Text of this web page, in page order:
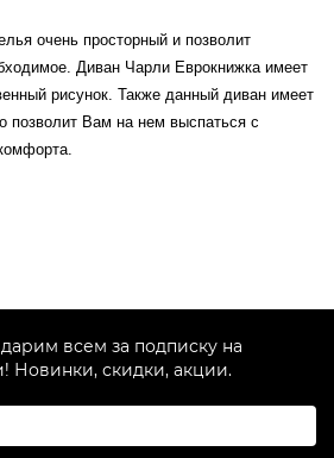
очень просторный и позволит
Диван Чарли Еврокнижка имеет
рисунок. Также данный диван имеет
позволит Вам на нем выспаться с
всем за подписку на
Новинки, скидки, акции.